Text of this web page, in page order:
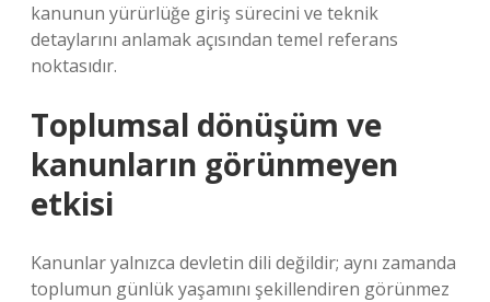
kanunun yürürlüğe giriş sürecini ve teknik
detaylarını anlamak açısından temel referans
noktasıdır.
Toplumsal dönüşüm ve
kanunların görünmeyen
etkisi
Kanunlar yalnızca devletin dili değildir; aynı zamanda
toplumun günlük yaşamını şekillendiren görünmez